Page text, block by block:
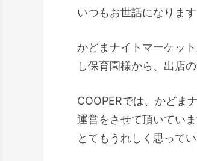
いつもお世話になりま
かどまナイトマーケッ
し保育園様から、出店
COOPERでは、かどま
運営をさせて頂いてい
とてもうれしく思ってい